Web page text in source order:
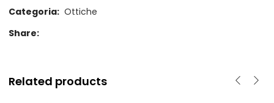
Categoria: Ottiche
Share:
Related products